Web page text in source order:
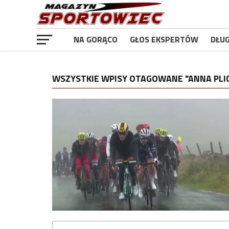
NA GORĄCO GŁOS EKSPERTÓW
WSZYSTKIE WPISY OTAGOWANE "ANNA